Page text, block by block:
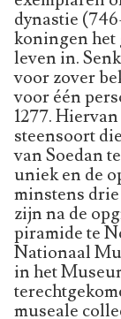
dynastie
koningen het
leven in.
voor zover
voor één
1277.
steensoort
van Soedan
uniek en de
minstens
zijn na de
piramide te
Nationaal
in het
museale